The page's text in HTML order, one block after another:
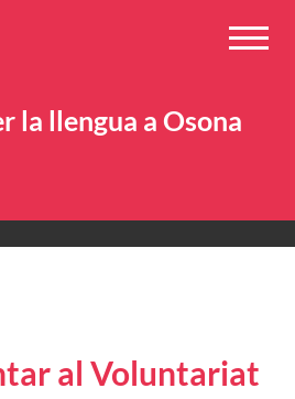
la llengua a Osona
al Voluntariat